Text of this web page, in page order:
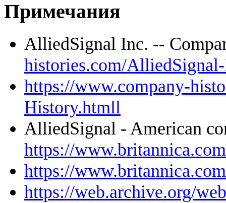
Примечания
AlliedSignal Inc. --
histories.com/
https://www.company-
History.htmll
AlliedSignal - American
https://
https://
https://web.archive.org/